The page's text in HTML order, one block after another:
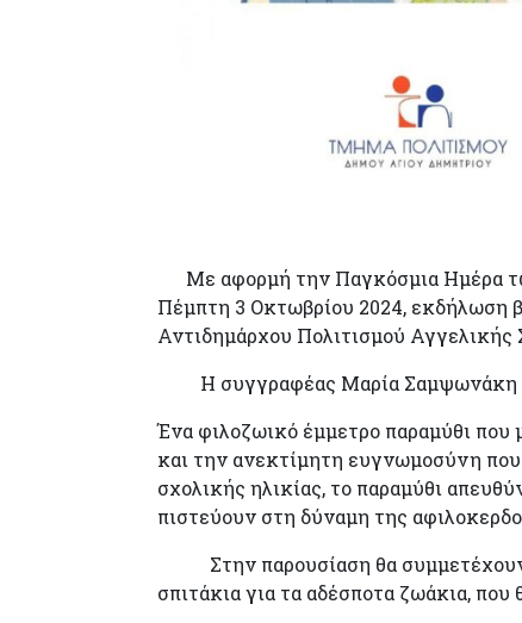
Με αφορμή την Παγκόσμια Ημέρα
Πέμπτη 3 Οκτωβρίου 2024, εκδήλωση
Αντιδημάρχου Πολιτισμού Αγγελικής
Η συγγραφέας Μαρία Σαμψωνάκη θα
Ένα φιλοζωικό έμμετρο παραμύθι
και την ανεκτίμητη ευγνωμοσύνη που
σχολικής ηλικίας, το παραμύθι
πιστεύουν στη δύναμη της
Στην παρουσίαση θα συμμετέχουν
σπιτάκια για τα αδέσποτα ζωάκια,